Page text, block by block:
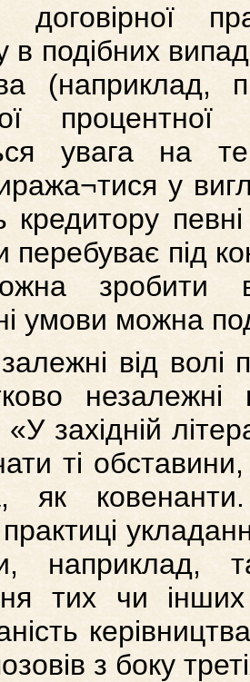
в подібних
(наприклад,
увага на
у
перебуває під
умови можна
від волі
західній
ті
як
практиці
наприклад,
тих чи інших
з боку